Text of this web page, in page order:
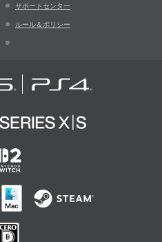
サポートセンター
ルール＆ポリシー